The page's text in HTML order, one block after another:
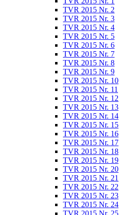
TVR 2015 Nr. 2
TVR 2015 Nr. 3
TVR 2015 Nr. 4
TVR 2015 Nr. 5
TVR 2015 Nr. 6
TVR 2015 Nr. 7
TVR 2015 Nr. 8
TVR 2015 Nr. 9
TVR 2015 Nr. 10
TVR 2015 Nr. 11
TVR 2015 Nr. 12
TVR 2015 Nr. 13
TVR 2015 Nr. 14
TVR 2015 Nr. 15
TVR 2015 Nr. 16
TVR 2015 Nr. 17
TVR 2015 Nr. 18
TVR 2015 Nr. 19
TVR 2015 Nr. 20
TVR 2015 Nr. 21
TVR 2015 Nr. 22
TVR 2015 Nr. 23
TVR 2015 Nr. 24
TVR 2015 Nr. 25